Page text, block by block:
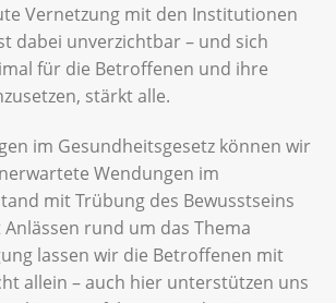
Vernetzung mit den Institutionen
dabei unverzichtbar – und sich
für die Betroffenen und ihre
stärkt alle.
im Gesundheitsgesetz können wir
Wendungen im
mit Trübung des Bewusstseins
rund um das Thema
lassen wir die Betroffenen mit
allein – auch hier unterstützen uns